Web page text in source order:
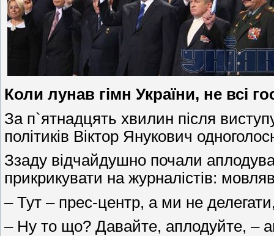
Коли лунав гімн України, не всі
За п`ятнадцять хвилин після
політиків Віктор Янукович
Ззаду відчайдушно почали
прикрикувати на журналістів:
– Тут – прес-центр, а ми не
– Ну то що? Давайте, аплодуйте, –